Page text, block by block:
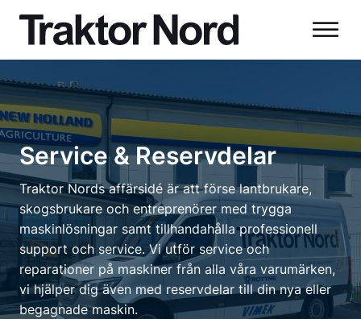
Service & Reservdelar
Traktor Nords affärsidé är att förse lantbrukare,
skogsbrukare och entreprenörer med trygga
maskinlösningar samt tillhandahålla professionell
support och service. Vi utför service och
reparationer på maskiner från alla våra varumärken,
vi hjälper dig även med reservdelar till din nya eller
begagnade maskin.